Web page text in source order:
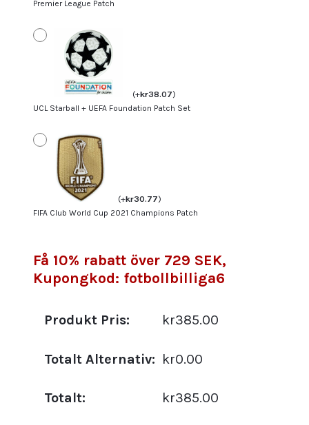
Premier League Patch
(+kr38.07)
UCL Starball + UEFA Foundation Patch Set
(+kr30.77)
FIFA Club World Cup 2021 Champions Patch
Få 10% rabatt över 729 SEK,
Kupongkod: fotbollbilliga6
Produkt Pris: kr385.00
Totalt Alternativ: kr0.00
Totalt: kr385.00